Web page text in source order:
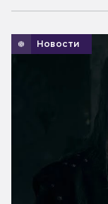
Новости